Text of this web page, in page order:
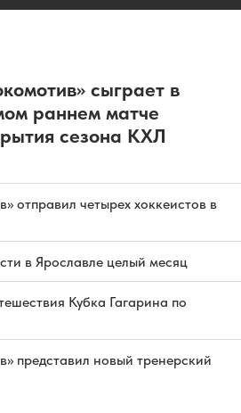
сыграет в
раннем матче
сезона КХЛ
отправил четырех хоккеистов в
в Ярославле целый месяц
Кубка Гагарина по
представил новый тренерский